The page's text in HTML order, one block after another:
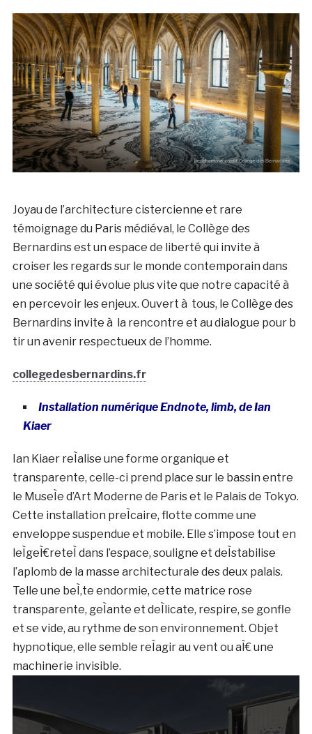
Joyau de l’architecture cistercienne et rare
témoignage du Paris médiéval, le Collège des
Bernardins est un espace de liberté qui invite à
croiser les regards sur le monde contemporain dans
une société qui évolue plus vite que notre capacité à
en percevoir les enjeux. Ouvert à tous, le Collège des
Bernardins invite à la rencontre et au dialogue pour b
tir un avenir respectueux de l’homme.
collegedesbernardins.fr
Installation numérique Endnote, limb, de Ian
Kiaer
Ian Kiaer reÌalise une forme organique et
transparente, celle-ci prend place sur le bassin entre
le MuseÌe d’Art Moderne de Paris et le Palais de Tokyo.
Cette installation preÌcaire, flotte comme une
enveloppe suspendue et mobile. Elle s’impose tout en
leÌgeÌ€reteÌ dans l’espace, souligne et deÌstabilise
l’aplomb de la masse architecturale des deux palais.
Telle une beÌ‚te endormie, cette matrice rose
transparente, geÌante et deÌlicate, respire, se gonfle
et se vide, au rythme de son environnement. Objet
hypnotique, elle semble reÌagir au vent ou aÌ€ une
machinerie invisible.